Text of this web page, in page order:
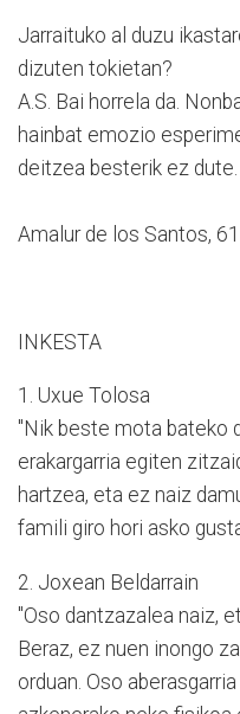
Jarraituko al duzu
dizuten tokietan?
A.S. Bai horrela da.
hainbat emozio
deitzea besterik ez dute.
Amalur de los Santos,
INKESTA
1. Uxue Tolosa
"Nik beste mota bateko
erakargarria egiten
hartzea, eta ez naiz
famili giro hori asko
2. Joxean Beldarrain
"Oso dantzazalea naiz,
Beraz, ez nuen inongo
orduan. Oso